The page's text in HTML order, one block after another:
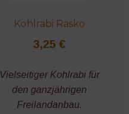
Kohlrabi Rasko
3,25 €
Vielseitiger Kohlrabi für
den ganzjährigen
Freilandanbau.